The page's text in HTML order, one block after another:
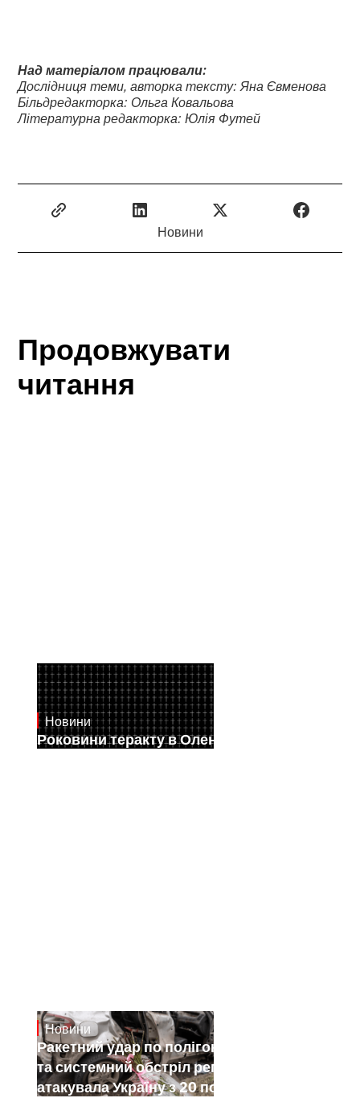
Над матеріалом працювали:
Дослідниця теми, авторка тексту: Яна Євменова
Більдредакторка: Ольга Ковальова
Літературна редакторка: Юлія Футей
Новини
Продовжувати
читання
Новини
Роковини теракту в Оленівці
Новини
Ракетний удар по полігону на Київщині
та системний обстріл регіонів: як РФ
атакувала Україну з 20 по 26 липня